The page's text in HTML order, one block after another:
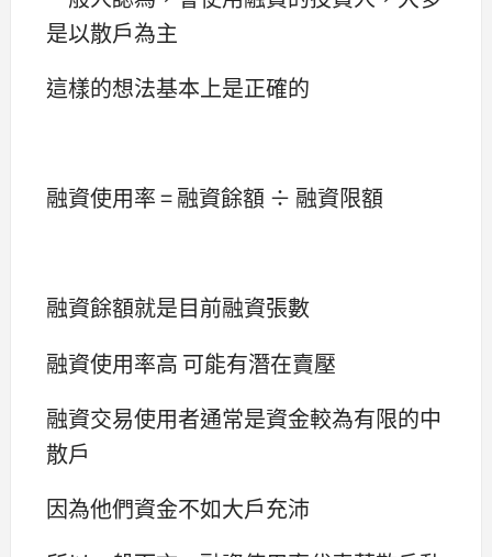
是以散戶為主
這樣的想法基本上是正確的
融資使用率 = 融資餘額 ÷ 融資限額
融資餘額就是目前融資張數
融資使用率高 可能有潛在賣壓
融資交易使用者通常是資金較為有限的中
散戶
因為他們資金不如大戶充沛